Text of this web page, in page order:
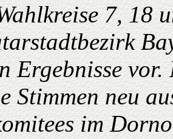
7, 18
Ergebnisse
Stimmen neu
im